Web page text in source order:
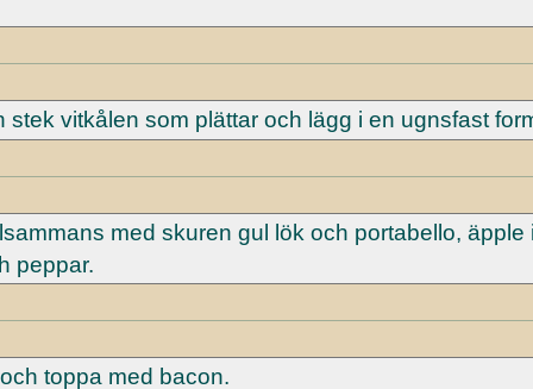
vitkålen som plättar och lägg i en ugnsfast
med skuren gul lök och portabello, äpple
peppar.
toppa med bacon.